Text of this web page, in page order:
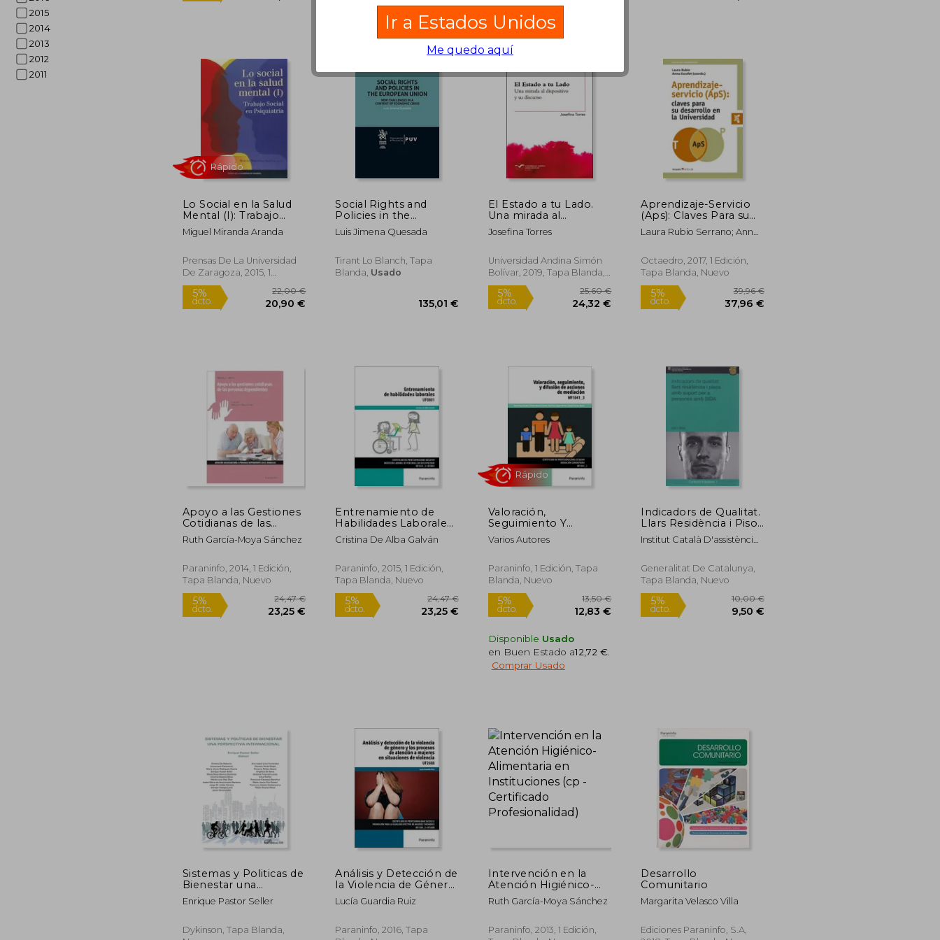
2015
2014
2013
2012
2011
5%
dcto. 12,00 €
Lo Social en la Salud
Mental (I): Trabajo
Social en Psiquiatria
Miguel Miranda Aranda
Prensas De La Universidad
De Zaragoza, 2015, 1
Edición, Tapa Blanda,
Nuevo
dcto. 20,90 €
Social Rights and
Policies in the
European Union new
Challenges in a
Crisis (Legal Studies)
Luis Jimena Quesada
Tirant Lo Blanch, Tapa
Blanda, Usado
135,01 €
El Estado a tu Lado.
Una mirada al
dispositivo y su
discurso
Josefina Torres
Universidad Andina Simón
Bolívar, 2019, Tapa Blanda,
Nuevo
24,32 €
Aprendizaje-Servicio
(Aps): Claves Para su
Desarrollo en la
Universidad
Laura Rubio Serrano; Anna
Octaedro, 2017, 1 Edición,
Tapa Blanda, Nuevo
dcto.
Apoyo a las Gestiones
Cotidianas de las
Personas
Dependientes
Ruth García-Moya Sánchez
Paraninfo, 2014, 1 Edición,
Tapa Blanda, Nuevo
5%
dcto.
Entrenamiento de
Habilidades Laborales
(cp - Certificado
Profesionalidad)
Cristina De Alba Galván
Paraninfo, 2015, 1 Edición,
Tapa Blanda, Nuevo
dcto. 23,25 €
Valoración,
Seguimiento Y
Difusión De Acciones
De Mediación (Cp -
Profesionalidad)
Varios Autores
Paraninfo, 1 Edición, Tapa
Blanda, Nuevo
dcto.
13,50 €
12,83 €
Disponible Usado
en Buen Estado a12,72 €.
Comprar Usado
Indicadors de Qualitat.
Llars Residència i Pisos
amb Suport per a
Persones amb Sida
Institut Català D'assistència I
Generalitat De Catalunya,
Tapa Blanda, Nuevo
dcto.
Sistemas y Politicas de
Bienestar una
Perspectiva
Internacional
Enrique Pastor Seller
Dykinson, Tapa Blanda,
Análisis y Detección de
la Violencia de Género
y los Procesos de
Atención a Mujeres en
Violencia
Lucía Guardia Ruiz
Paraninfo, 2016, Tapa
Intervención en la
Atención Higiénico-
Alimentaria en
Instituciones (cp -
Profesionalidad)
Ruth García-Moya Sánchez
Paraninfo, 2013, 1 Edición,
Desarrollo
Comunitario
Margarita Velasco Villa
Ediciones Paraninfo, S.A,
Ir a Estados Unidos
Me quedo aquí